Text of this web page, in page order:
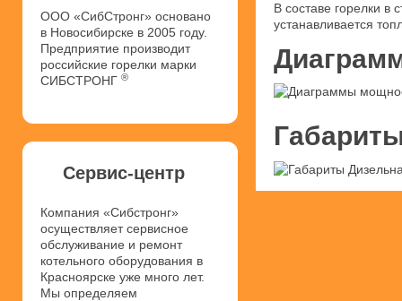
В составе горелки в
устанавливается
ООО «СибСтронг» основано
в Новосибирске в 2005 году.
Предприятие производит
российские горелки марки
СИБСТРОНГ ®
Сервис-центр
Компания «Сибстронг»
осуществляет сервисное
обслуживание и ремонт
котельного оборудования в
Красноярске уже много лет.
Мы определяем